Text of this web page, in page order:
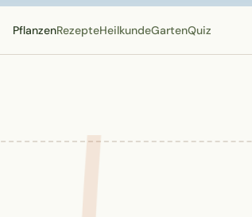
PflanzenRezepteHeilkundeGartenQuiz